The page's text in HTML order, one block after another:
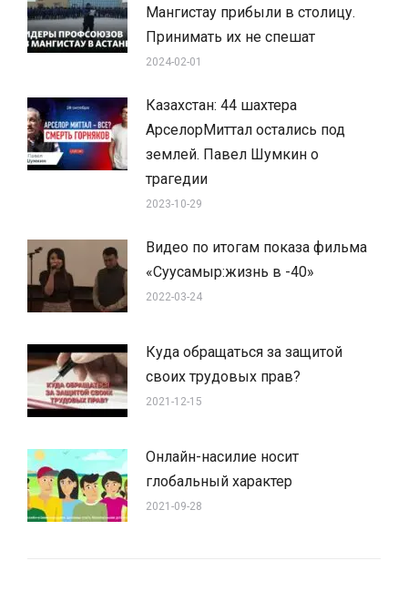
Мангистау прибыли в столицу.
Принимать их не спешат
2024-02-01
Казахстан: 44 шахтера
АрселорМиттал остались под
землей. Павел Шумкин о
трагедии
2023-10-29
Видео по итогам показа фильма
«Суусамыр:жизнь в -40»
2022-03-24
Куда обращаться за защитой
своих трудовых прав?
2021-12-15
Онлайн-насилие носит
глобальный характер
2021-09-28